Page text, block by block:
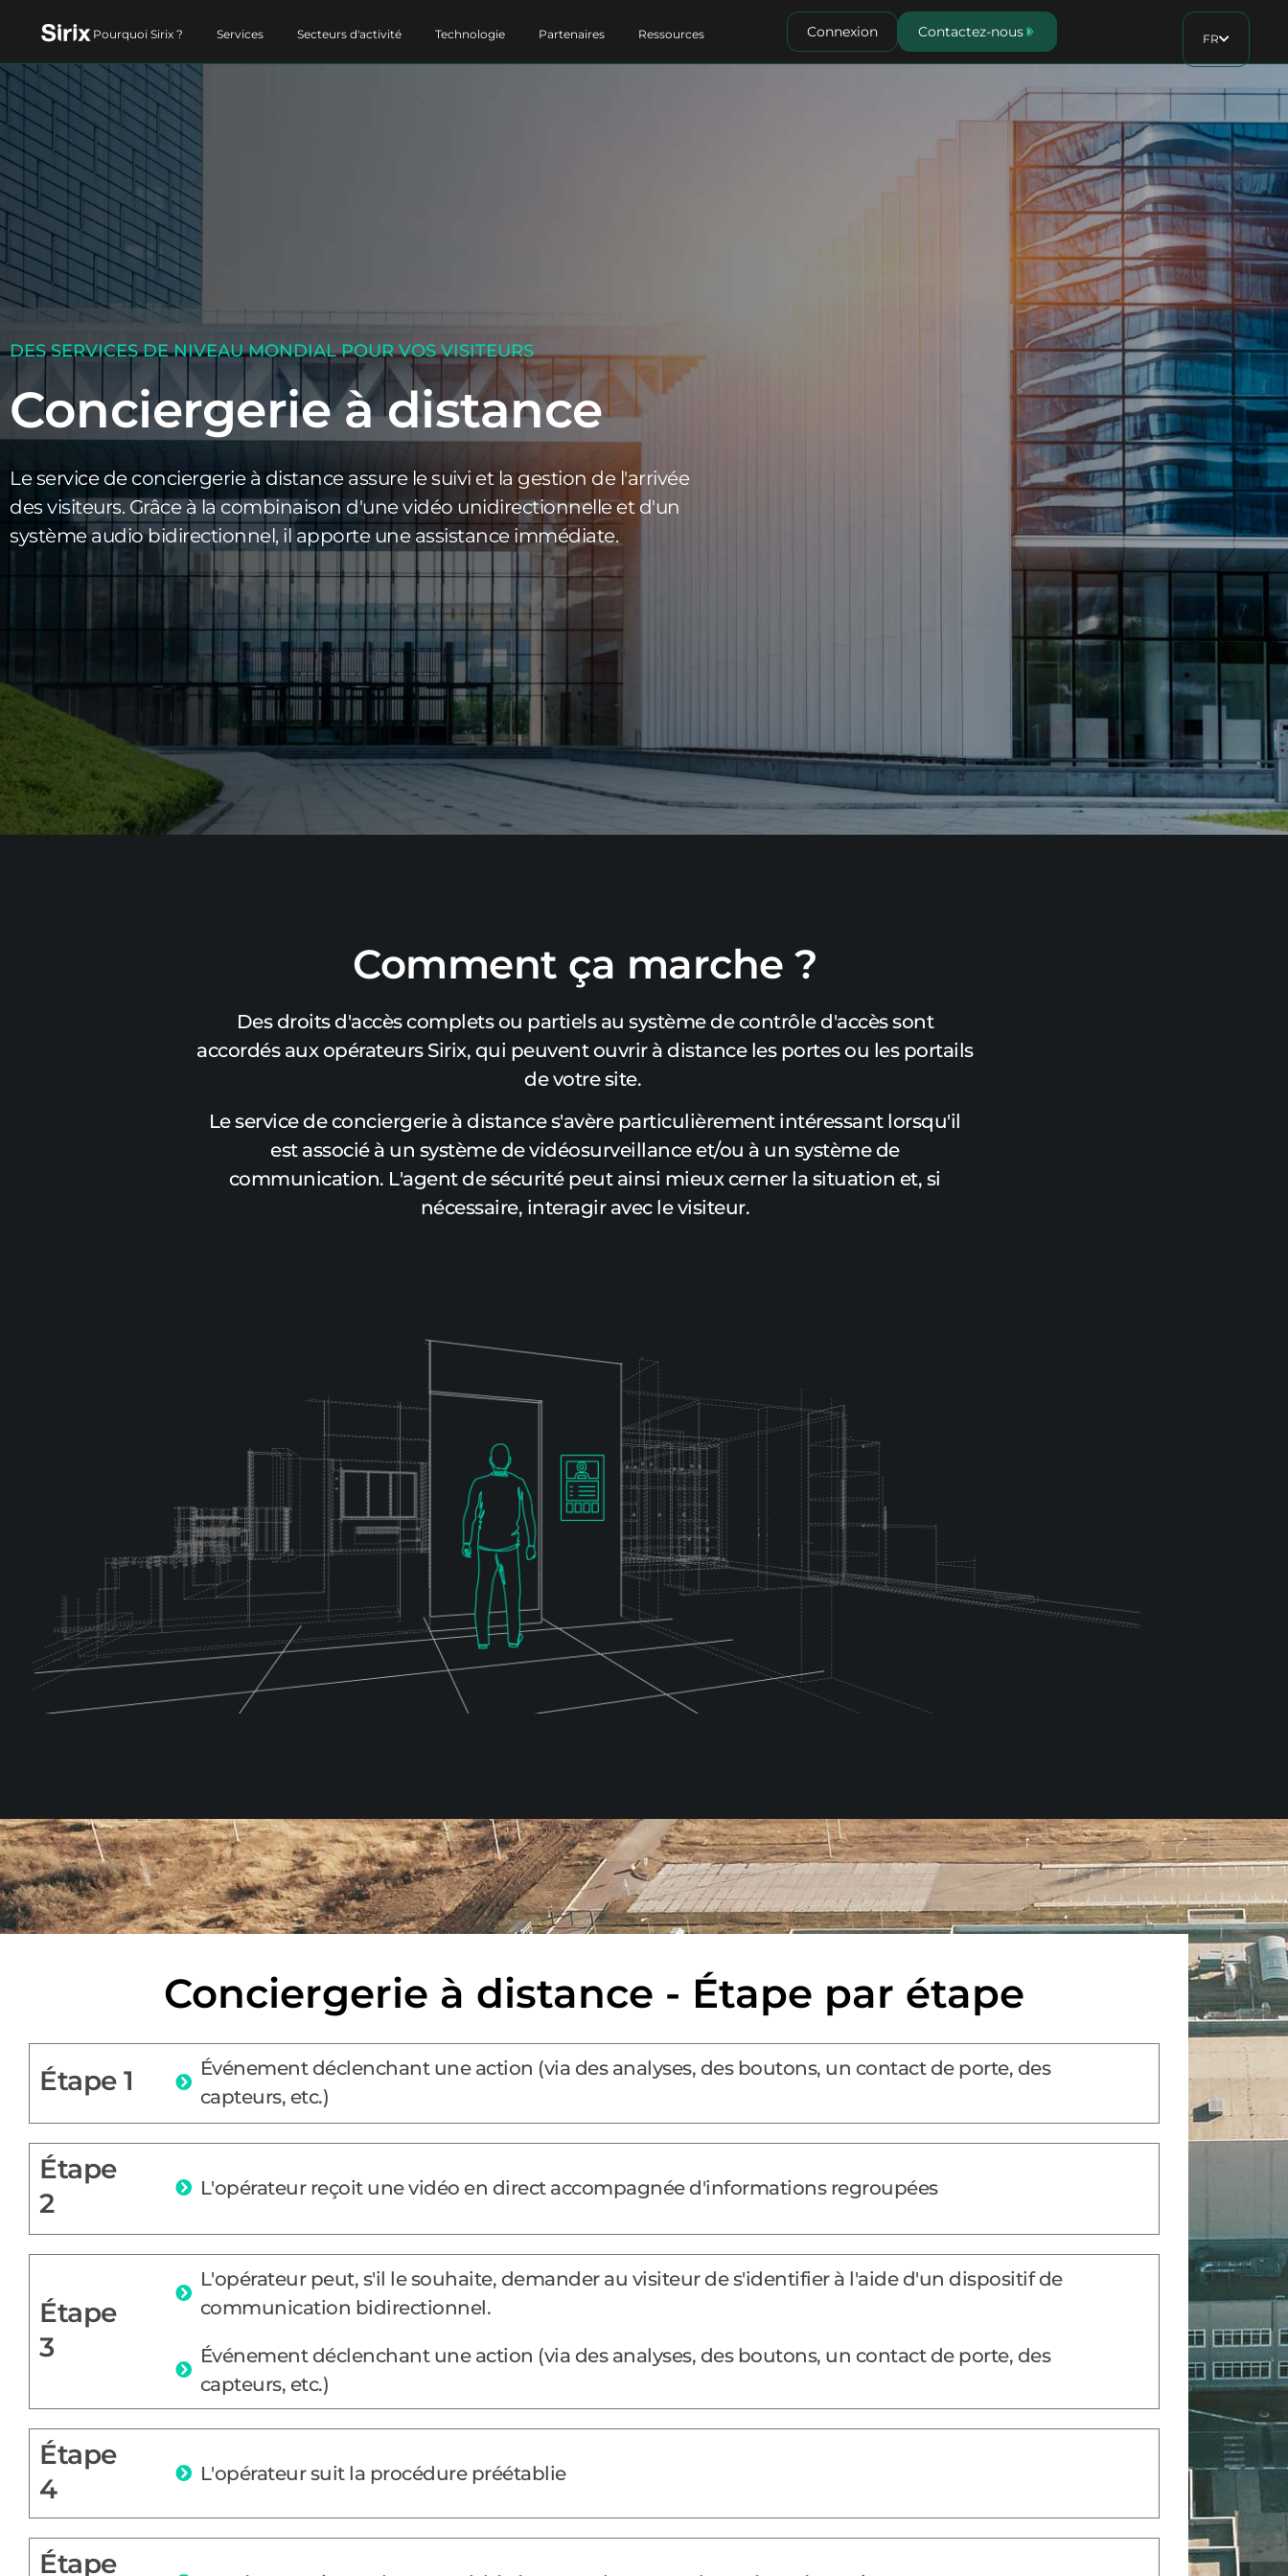
Pourquoi Sirix ? Services Secteurs d'activité Technologie Partenaires Ressources Connexion Contactez-nous FR
DES SERVICES DE NIVEAU MONDIAL POUR VOS VISITEURS
Conciergerie à distance
Le service de conciergerie à distance assure le suivi et la gestion de l'arrivée
des visiteurs. Grâce à la combinaison d'une vidéo unidirectionnelle et d'un
système audio bidirectionnel, il apporte une assistance immédiate.
Comment ça marche ?
Des droits d'accès complets ou partiels au système de contrôle d'accès sont
accordés aux opérateurs Sirix, qui peuvent ouvrir à distance les portes ou les portails
de votre site.
Le service de conciergerie à distance s'avère particulièrement intéressant lorsqu'il
est associé à un système de vidéosurveillance et/ou à un système de
communication. L'agent de sécurité peut ainsi mieux cerner la situation et, si
nécessaire, interagir avec le visiteur.
Conciergerie à distance - Étape par étape
Étape 1
Événement déclenchant une action (via des analyses, des boutons, un contact de porte, des
capteurs, etc.)
Étape
2
L'opérateur reçoit une vidéo en direct accompagnée d'informations regroupées
Étape
3
L'opérateur peut, s'il le souhaite, demander au visiteur de s'identifier à l'aide d'un dispositif de
communication bidirectionnel.
Événement déclenchant une action (via des analyses, des boutons, un contact de porte, des
capteurs, etc.)
Étape
4
L'opérateur suit la procédure préétablie
Étape